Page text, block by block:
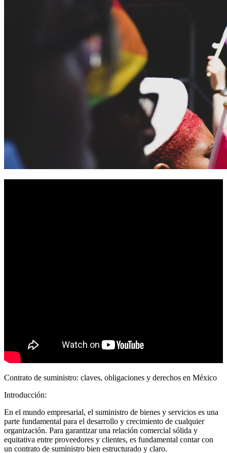
Contrato de suministro: claves, obligaciones y derechos en México
Introducción:
En el mundo empresarial, el suministro de bienes y servicios es una
parte fundamental para el desarrollo y crecimiento de cualquier
organización. Para garantizar una relación comercial sólida y
equitativa entre proveedores y clientes, es fundamental contar con
un contrato de suministro bien estructurado y claro.